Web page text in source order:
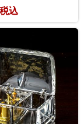
込